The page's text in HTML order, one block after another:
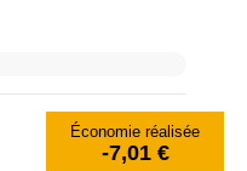
Économie réalisée
-7,01 €